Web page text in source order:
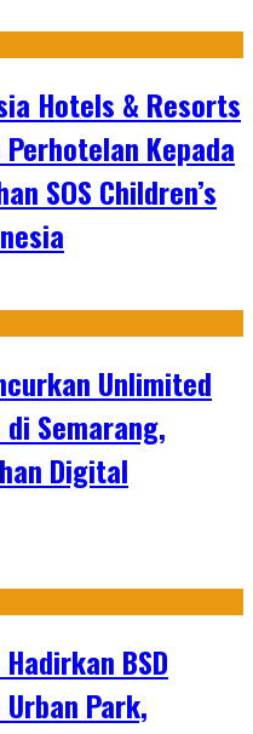
Hotels & Resorts
Kepada
SOS Children’s
Unlimited
di Semarang,
Digital
BSD
Park,